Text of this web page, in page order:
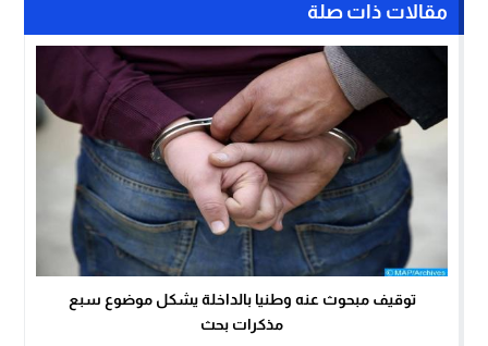
مقالات ذات صلة
توقيف مبحوث عنه وطنيا بالداخلة يشكل موضوع سبع
مذكرات بحث